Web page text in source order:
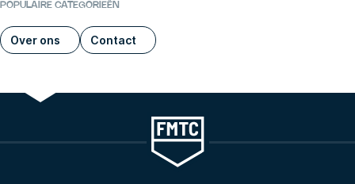
POPULAIRE CATEGORIEËN
Over ons Contact